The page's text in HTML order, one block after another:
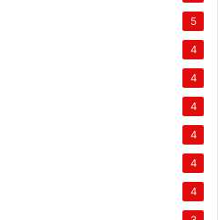
5
4
4
4
4
4
4